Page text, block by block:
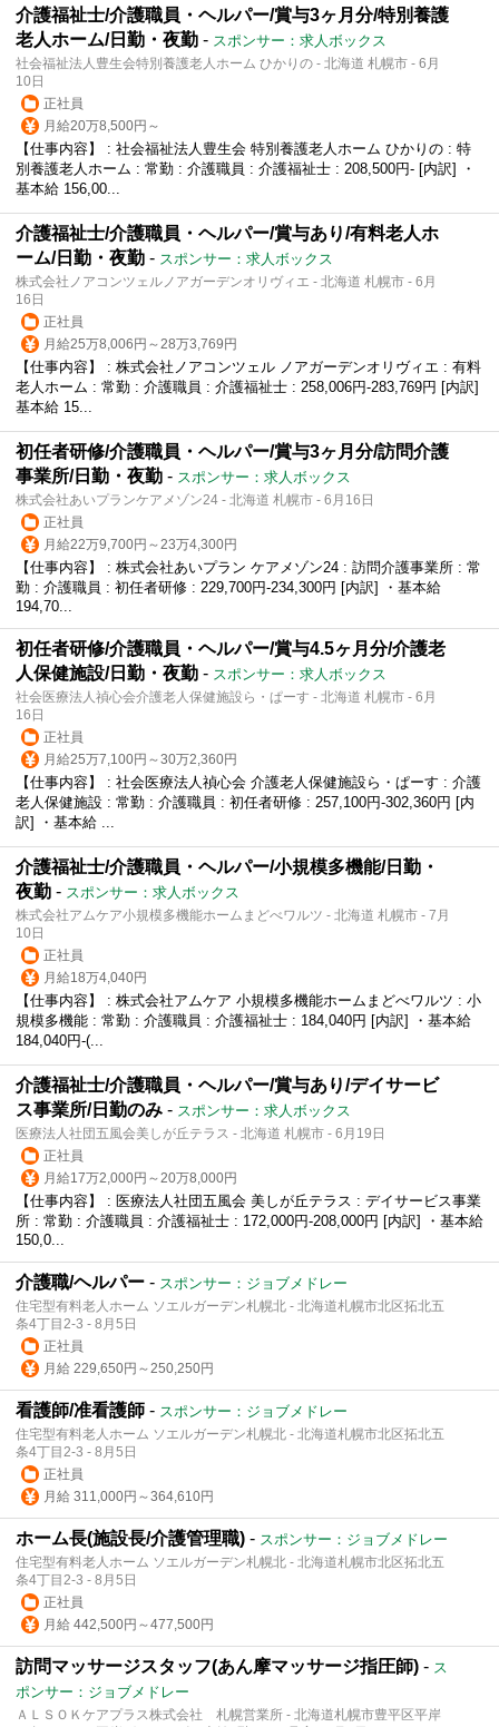
介護福祉士/介護職員・ヘルパー/賞与3ヶ月分/特別養護
老人ホーム/日勤・夜勤 - スポンサー：求人ボックス
社会福祉法人豊生会特別養護老人ホーム ひかりの - 北海道 札幌市 - 6月
10日
正社員
月給20万8,500円～
【仕事内容】 : 社会福祉法人豊生会 特別養護老人ホーム ひかりの : 特
別養護老人ホーム : 常勤 : 介護職員 : 介護福祉士 : 208,500円- [内訳] ・
基本給 156,00...
介護福祉士/介護職員・ヘルパー/賞与あり/有料老人ホ
ーム/日勤・夜勤 - スポンサー：求人ボックス
株式会社ノアコンツェルノアガーデンオリヴィエ - 北海道 札幌市 - 6月
16日
正社員
月給25万8,006円～28万3,769円
【仕事内容】 : 株式会社ノアコンツェル ノアガーデンオリヴィエ : 有料
老人ホーム : 常勤 : 介護職員 : 介護福祉士 : 258,006円-283,769円 [内訳]
基本給 15...
初任者研修/介護職員・ヘルパー/賞与3ヶ月分/訪問介護
事業所/日勤・夜勤 - スポンサー：求人ボックス
株式会社あいプランケアメゾン24 - 北海道 札幌市 - 6月16日
正社員
月給22万9,700円～23万4,300円
【仕事内容】 : 株式会社あいプラン ケアメゾン24 : 訪問介護事業所 : 常
勤 : 介護職員 : 初任者研修 : 229,700円-234,300円 [内訳] ・基本給
194,70...
初任者研修/介護職員・ヘルパー/賞与4.5ヶ月分/介護老
人保健施設/日勤・夜勤 - スポンサー：求人ボックス
社会医療法人禎心会介護老人保健施設ら・ぱーす - 北海道 札幌市 - 6月
16日
正社員
月給25万7,100円～30万2,360円
【仕事内容】 : 社会医療法人禎心会 介護老人保健施設ら・ぱーす : 介護
老人保健施設 : 常勤 : 介護職員 : 初任者研修 : 257,100円-302,360円 [内
訳] ・基本給 ...
介護福祉士/介護職員・ヘルパー/小規模多機能/日勤・
夜勤 - スポンサー：求人ボックス
株式会社アムケア小規模多機能ホームまどべワルツ - 北海道 札幌市 - 7月
10日
正社員
月給18万4,040円
【仕事内容】 : 株式会社アムケア 小規模多機能ホームまどべワルツ : 小
規模多機能 : 常勤 : 介護職員 : 介護福祉士 : 184,040円 [内訳] ・基本給
184,040円-(...
介護福祉士/介護職員・ヘルパー/賞与あり/デイサービ
ス事業所/日勤のみ - スポンサー：求人ボックス
医療法人社団五風会美しが丘テラス - 北海道 札幌市 - 6月19日
正社員
月給17万2,000円～20万8,000円
【仕事内容】 : 医療法人社団五風会 美しが丘テラス : デイサービス事業
所 : 常勤 : 介護職員 : 介護福祉士 : 172,000円-208,000円 [内訳] ・基本給
150,0...
介護職/ヘルパー - スポンサー：ジョブメドレー
住宅型有料老人ホーム ソエルガーデン札幌北 - 北海道札幌市北区拓北五
条4丁目2-3 - 8月5日
正社員
月給 229,650円～250,250円
看護師/准看護師 - スポンサー：ジョブメドレー
住宅型有料老人ホーム ソエルガーデン札幌北 - 北海道札幌市北区拓北五
条4丁目2-3 - 8月5日
正社員
月給 311,000円～364,610円
ホーム長(施設長/介護管理職) - スポンサー：ジョブメドレー
住宅型有料老人ホーム ソエルガーデン札幌北 - 北海道札幌市北区拓北五
条4丁目2-3 - 8月5日
正社員
月給 442,500円～477,500円
訪問マッサージスタッフ(あん摩マッサージ指圧師) - ス
ポンサー：ジョブメドレー
ＡＬＳＯＫケアプラス株式会社 札幌営業所 - 北海道札幌市豊平区平岸